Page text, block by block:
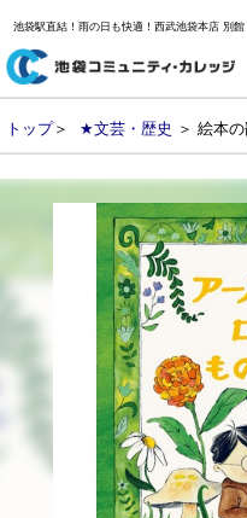
池袋駅直結！雨の日も快適！西武池袋本店 別館
トップ＞ ★文芸・歴史 ＞ 絵本